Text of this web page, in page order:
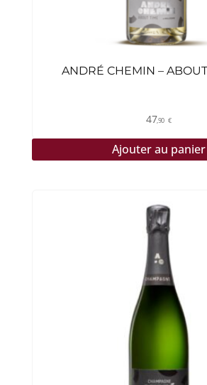
ANDRÉ CHEMIN – ABOUT
47,90 €
Ajouter au panier